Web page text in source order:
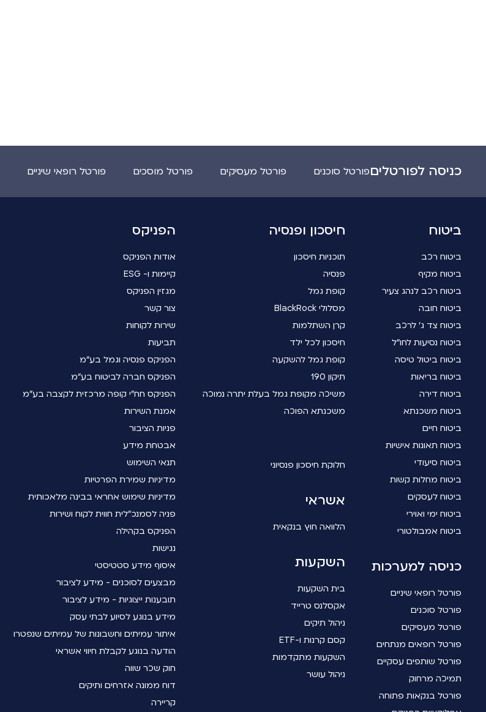
כניסה לפורטליםפורטל סוכנים פורטל מעסיקים פורטל מוסכים פורטל רופאי שיניים
ביטוח
ביטוח רכב
ביטוח מקיף
ביטוח רכב לנהג צעיר
ביטוח חובה
ביטוח צד ג' לרכב
ביטוח נסיעות לחו"ל
ביטוח ביטול טיסה
ביטוח בריאות
ביטוח דירה
ביטוח משכנתא
ביטוח חיים
ביטוח תאונות אישיות
ביטוח סיעודי
ביטוח מחלות קשות
ביטוח לעסקים
ביטוח ימי ואוירי
ביטוח אמבולטורי
כניסה למערכות
פורטל רופאי שיניים
פורטל סוכנים
פורטל מעסיקים
פורטל רופאים מנתחים
פורטל שותפים עסקיים
תמיכה מרחוק
פורטל בנקאות פתוחה
חיסכון ופנסיה
תוכניות חיסכון
פנסיה
קופת גמל
מסלולי BlackRock
קרן השתלמות
חיסכון לכל ילד
קופת גמל להשקעה
תיקון 190
משיכה מקופת גמל בעלת יתרה נמוכה
משכנתא הפוכה
חלוקת חיסכון פנסיוני
אשראי
הלוואה חוץ בנקאית
השקעות
בית השקעות
אקסלנס טרייד
ניהול תיקים
קסם קרנות ו-ETF
השקעות מתקדמות
ניהול עושר
הפניקס
אודות הפניקס
קיימות ו- ESG
מגזין הפניקס
צור קשר
שירות לקוחות
תביעות
הפניקס פנסיה וגמל בע"מ
הפניקס חברה לביטוח בע"מ
הפניקס חח"י קופה מרכזית לקצבה בע"מ
אמנת השירות
פניות הציבור
אבטחת מידע
תנאי השימוש
מדיניות שמירת הפרטיות
מדיניות שימוש אחראי בבינה מלאכותית
פניה לסמנכ"לית חווית לקוח ושירות
הפניקס בקהילה
נגישות
איסוף מידע סטטיסטי
מבצעים לסוכנים - מידע לציבור
תובענות ייצוגיות - מידע לציבור
מידע בנוגע לסיוע לבתי עסק
איתור עמיתים וחשבונות של עמיתים שנפטרו
הודעה בנוגע לקבלת חיווי אשראי
חוק שכר שווה
דוח ממונה אזרחים ותיקים
קריירה